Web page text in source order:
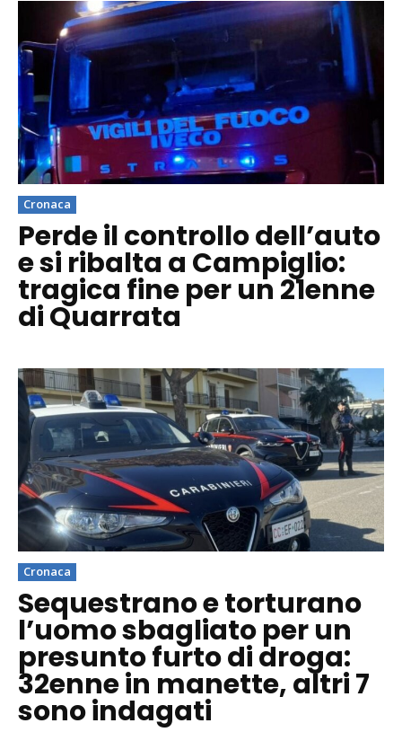
Cronaca
Perde il controllo dell’auto
e si ribalta a Campiglio:
tragica fine per un 21enne
di Quarrata
Cronaca
Sequestrano e torturano
l’uomo sbagliato per un
presunto furto di droga:
32enne in manette, altri 7
sono indagati